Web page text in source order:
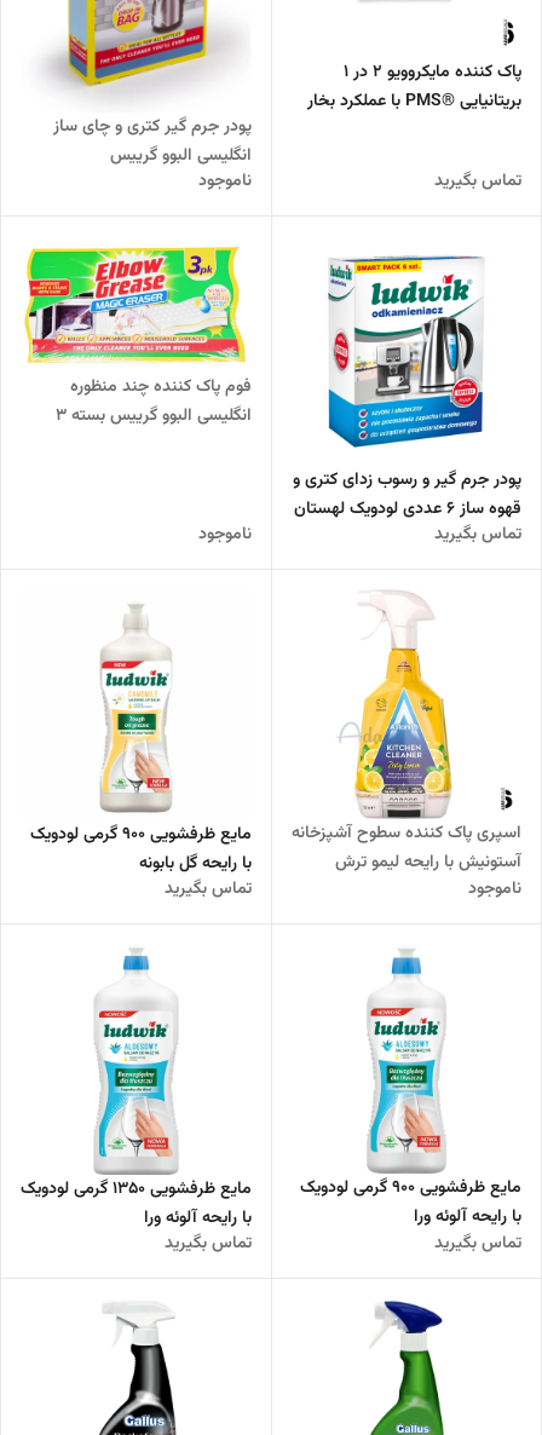
پاک‌ کننده مایکروویو ۲ در ۱
بریتانیایی ®PMS با عملکرد بخار
تماس بگیرید
پودر جرم گیر کتری و چای ساز
انگلیسی البوو گرییس
ناموجود
پودر جرم گیر و رسوب زدای کتری و
قهوه ساز 6 عددی لودویک لهستان
تماس بگیرید
فوم پاک کننده چند منظوره
انگلیسی البوو گرییس بسته 3
ناموجود
اسپری پاک کننده سطوح آشپزخانه
آستونیش با رایحه لیمو ترش
ناموجود
مایع ظرفشویی 900 گرمی لودویک
با رایحه گل بابونه
تماس بگیرید
مایع ظرفشویی 900 گرمی لودویک
با رایحه آلوئه ورا
تماس بگیرید
مایع ظرفشویی 1350 گرمی لودویک
با رایحه آلوئه ورا
تماس بگیرید